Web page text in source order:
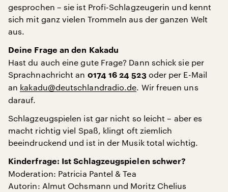
gesprochen – sie ist Profi-Schlagzeugerin und kennt
sich mit ganz vielen Trommeln aus der ganzen Welt
aus.
Deine Frage an den Kakadu
Hast du auch eine gute Frage? Dann schick sie per
Sprachnachricht an 0174 16 24 523 oder per E-Mail
an kakadu@deutschlandradio.de . Wir freuen uns
darauf.
Schlagzeugspielen ist gar nicht so leicht – aber es
macht richtig viel Spaß, klingt oft ziemlich
beeindruckend und ist in der Musik total wichtig.
Kinderfrage: Ist Schlagzeugspielen schwer?
Moderation: Patricia Pantel & Tea
Autorin: Almut Ochsmann und Moritz Chelius